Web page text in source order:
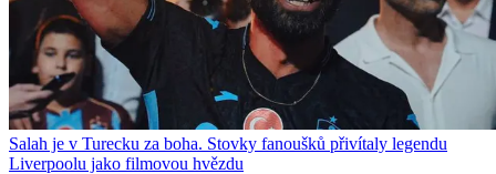
Salah je v Turecku za boha. Stovky fanoušků přivítaly legendu
Liverpoolu jako filmovou hvězdu